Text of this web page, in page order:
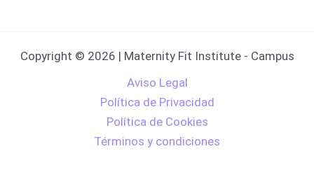
Copyright © 2026 | Maternity Fit Institute - Campus
Aviso Legal
Política de Privacidad
Política de Cookies
Términos y condiciones